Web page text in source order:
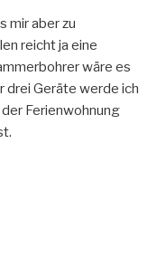
mir aber zu
reicht ja eine
wäre es
drei Geräte werde ich
Ferienwohnung